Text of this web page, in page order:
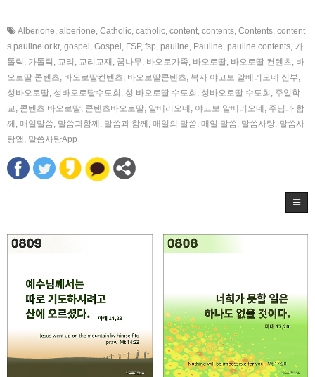
Alberione, alberione, Catholic, catholic, content, contents, Contents, content
s.pauline.or.kr, gospel , Gospel , FSP, fsp, pauline, Pauline, pauline contents, 카
톨릭 , 가톨릭 , 교리 , 교리교재 , 꿈나무, 바오로가족, 바오로딸, 바오로딸 컨텐츠, 바
오로딸 콘텐츠, 바오로딸컨텐츠, 바오로딸콘텐츠, 복자 야고보 알베리오네 신부,
성바오로딸, 성바오로딸수도회 , 성 바오로딸 수도회 , 성바오로딸 수도회 , 주일학
교, 콘텐츠 바오로딸, 콘텐츠바오로딸, 알베리오네 , 야고보 알베리오네 , 주님과 함
께 , 매일말씀, 말씀과함께 , 말씀과 함께 , 매일의 말씀, 매일 말씀, 말씀사탕, 말씀사
탕앱 , 말씀사탕App